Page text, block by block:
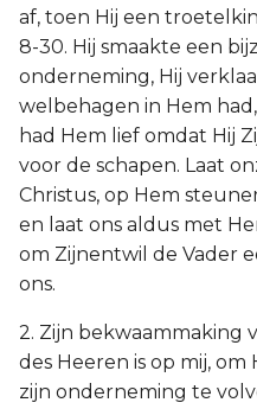
af, toen Hij een
8-30. Hij smaakte een
onderneming, Hij
welbehagen in Hem had,
had Hem lief omdat Hij
voor de schapen. Laat
Christus, op Hem
en laat ons aldus met
om Zijnentwil de Vader
ons.
2. Zijn bekwaammaking
des Heeren is op mij,
zijn onderneming te